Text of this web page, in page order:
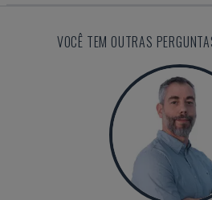
VOCÊ TEM OUTRAS